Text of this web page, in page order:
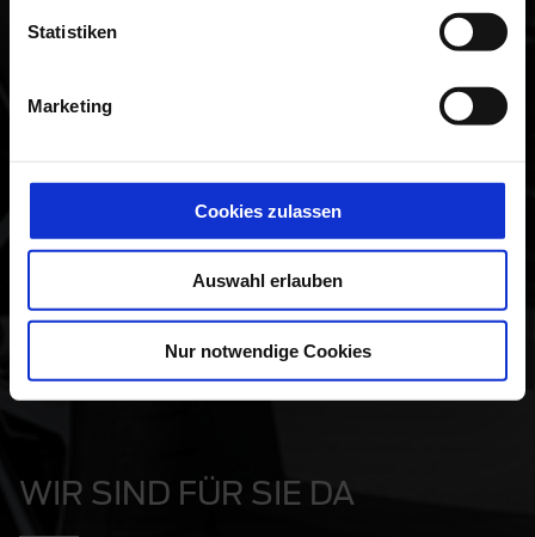
Statistiken
Marketing
Cookies zulassen
Auswahl erlauben
Nur notwendige Cookies
Ich habe die
Datenschutzbestimmungen
SENDEN
WIR SIND FÜR SIE DA